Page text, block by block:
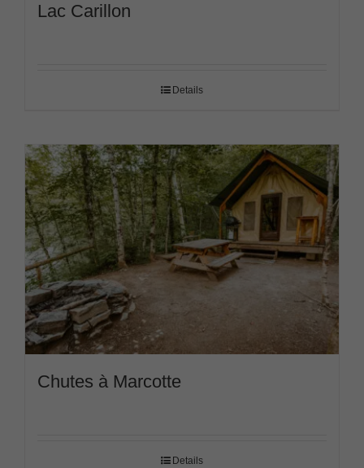
Lac Carillon
Details
Chutes à Marcotte
Details